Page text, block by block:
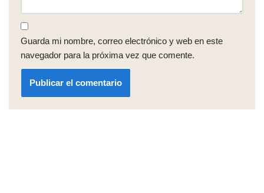
Guarda mi nombre, correo electrónico y web en este
navegador para la próxima vez que comente.